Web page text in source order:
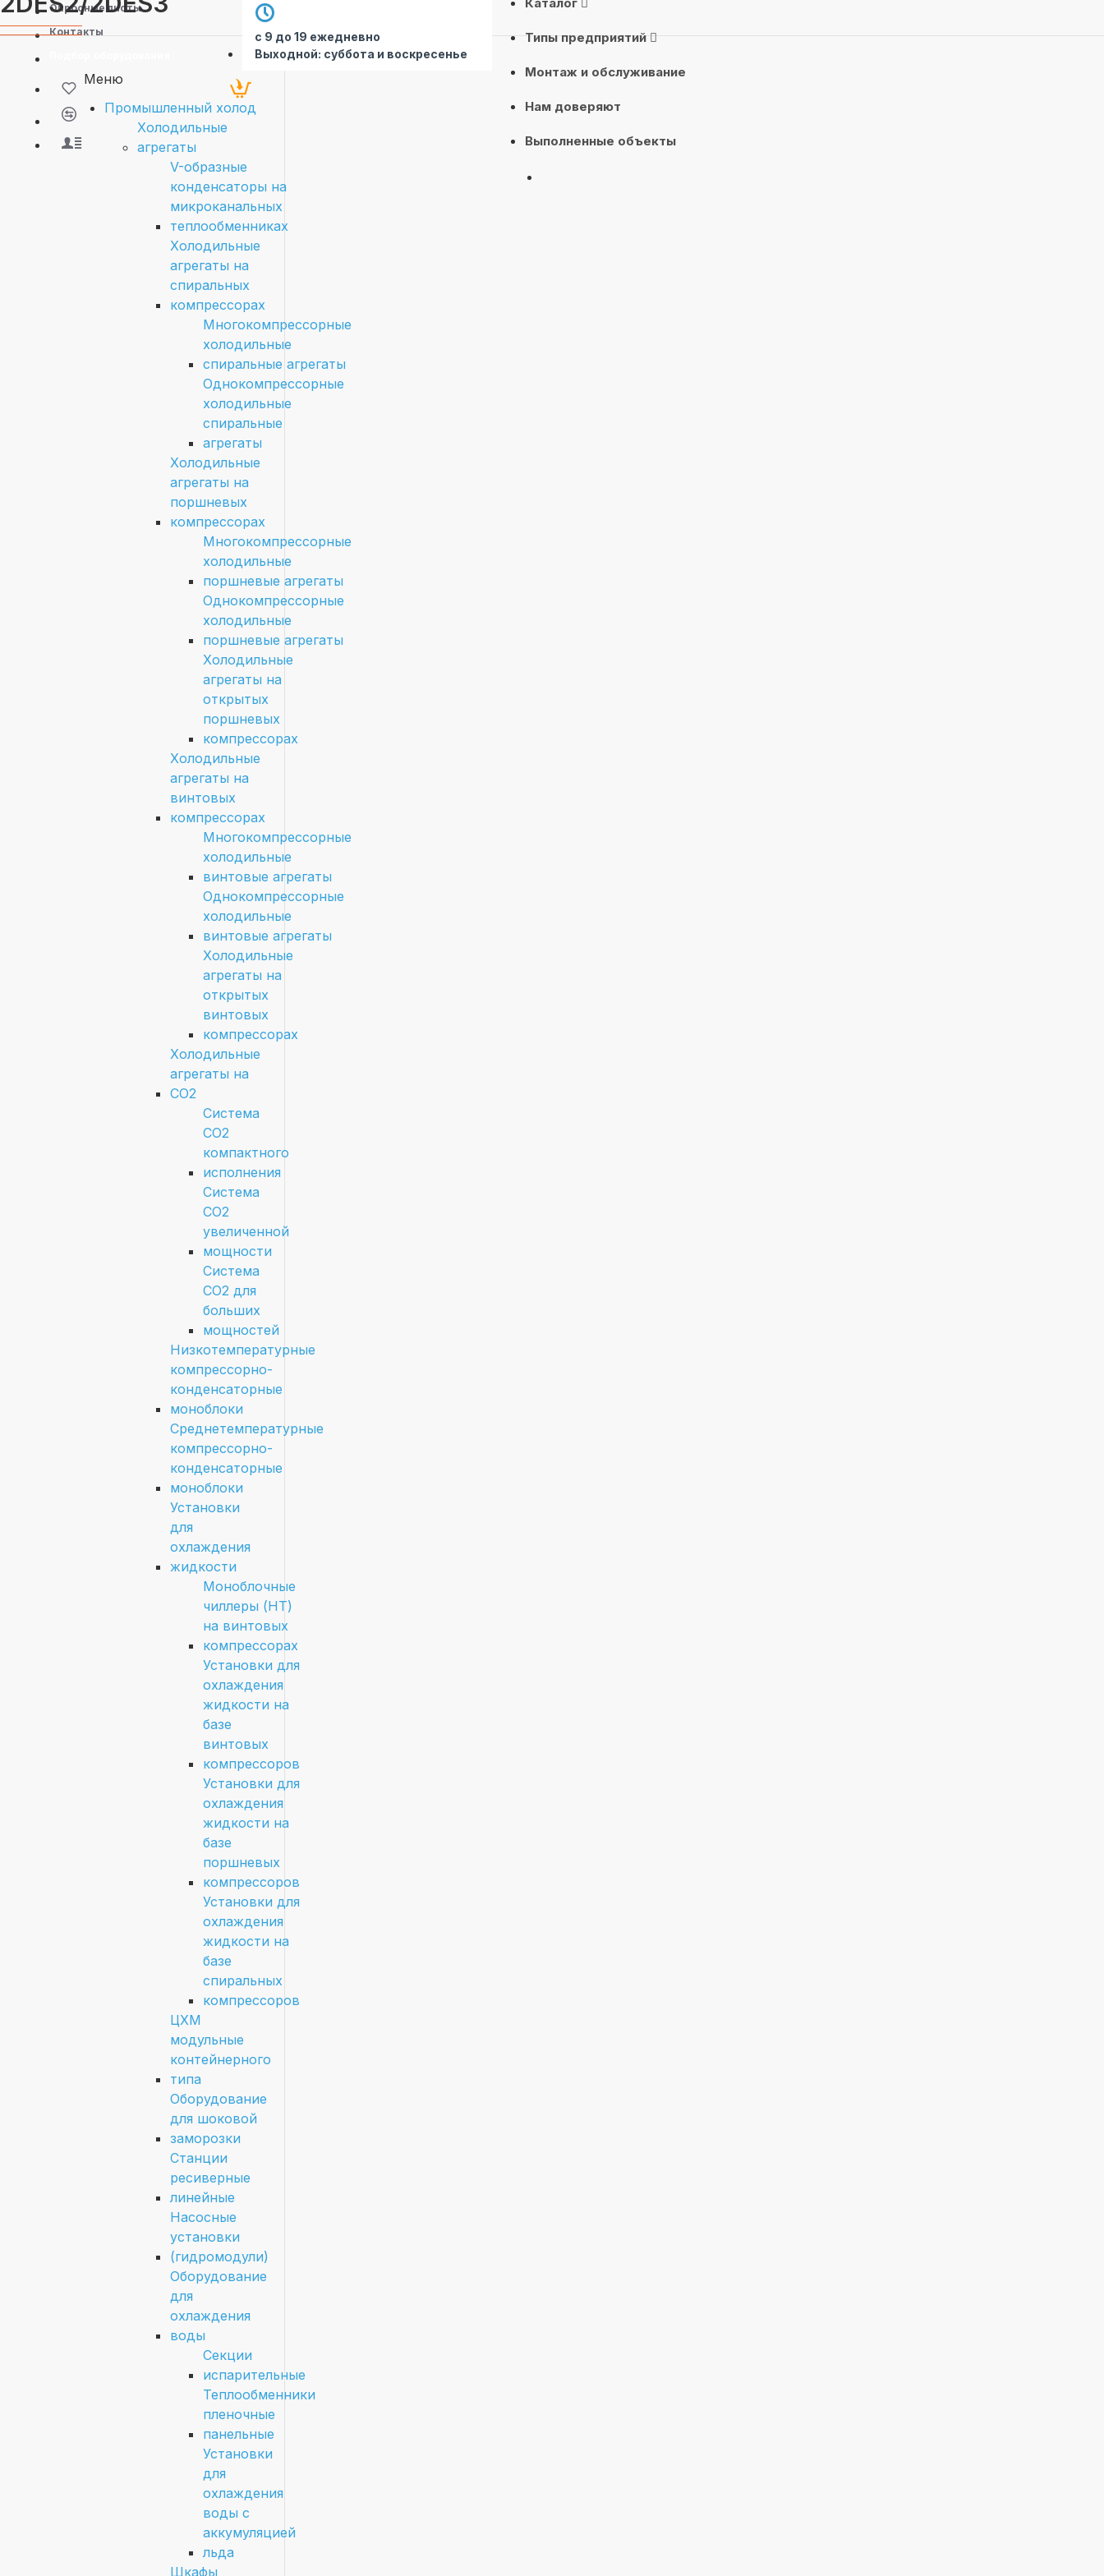
Опросные листы
Контакты
с 9 до 19 ежедневно
Выходной: суббота и воскресенье
Типы предприятий
Монтаж и обслуживание
Нам доверяют
Выполненные объекты
Меню
Промышленный холод
Холодильные
агрегаты
V-образные
конденсаторы на
микроканальных
теплообменниках
Холодильные
агрегаты на
спиральных
компрессорах
Многокомпрессорные
холодильные
спиральные агрегаты
Однокомпрессорные
холодильные
спиральные
агрегаты
Холодильные
агрегаты на
поршневых
компрессорах
Многокомпрессорные
холодильные
поршневые агрегаты
Однокомпрессорные
холодильные
поршневые агрегаты
Холодильные
агрегаты на
открытых
поршневых
компрессорах
Холодильные
агрегаты на
винтовых
компрессорах
Многокомпрессорные
холодильные
винтовые агрегаты
Однокомпрессорные
холодильные
винтовые агрегаты
Холодильные
агрегаты на
открытых
винтовых
компрессорах
Холодильные
агрегаты на
CO2
Система
СО2
компактного
исполнения
Система
СО2
увеличенной
мощности
Система
СО2 для
больших
мощностей
Низкотемпературные
компрессорно-
конденсаторные
моноблоки
Среднетемпературные
компрессорно-
конденсаторные
моноблоки
Установки
для
охлаждения
жидкости
Моноблочные
чиллеры (HT)
на винтовых
компрессорах
Установки для
охлаждения
жидкости на
базе
винтовых
компрессоров
Установки для
охлаждения
жидкости на
базе
поршневых
компрессоров
Установки для
охлаждения
жидкости на
базе
спиральных
компрессоров
ЦХМ
модульные
контейнерного
типа
Оборудование
для шоковой
заморозки
Станции
ресиверные
линейные
Насосные
установки
(гидромодули)
Оборудование
для
охлаждения
воды
Секции
испарительные
Теплообменники
пленочные
панельные
Установки
для
охлаждения
воды с
аккумуляцией
льда
Шкафы